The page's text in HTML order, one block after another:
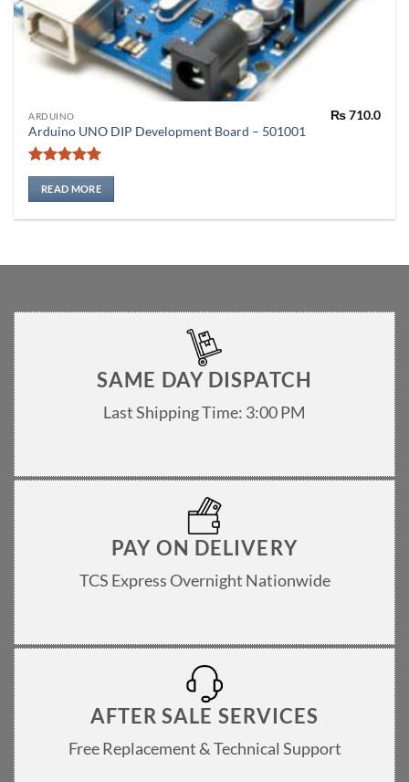
ARDUINO
Arduino UNO DIP Development Board – 501001
Rated5
out of 5
₨710.0
READ MORE
SAME DAY DISPATCH
Last Shipping Time: 3:00 PM
PAY ON DELIVERY
TCS Express Overnight Nationwide
AFTER SALE SERVICES
Free Replacement & Technical Support